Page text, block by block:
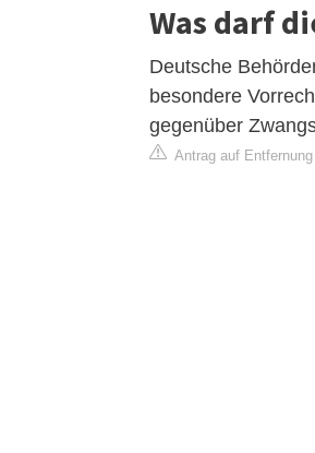
Was darf
Deutsche
besondere
gegenüber
Antrag auf